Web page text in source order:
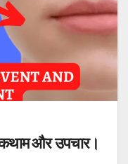
और उपचार।